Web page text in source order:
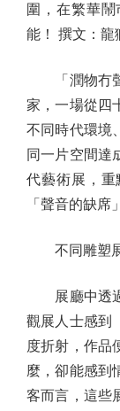
圍，在繁華
能！ 撰文：龍
「潤物冇聲
家，一場從四
不同時代環境
同一片空間達
代藝術展，重
「聲音的缺席
不同雕塑展
展廳中透過
觀展人士感到
度折射，作品
麼，卻能感到
客而言，這些